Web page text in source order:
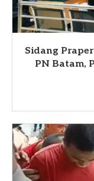
Sidang
PN Batam,